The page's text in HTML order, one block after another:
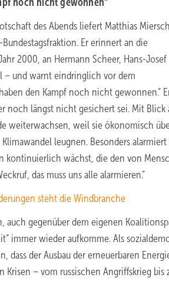
des Abends liefert Matthias Miersch,
Er erinnert an die
2000, an Hermann Scheer, Hans-Josef
– und warnt eindringlich vor dem
den Kampf noch nicht gewonnen.“
noch längst nicht gesichert sei. Mit Blick
weiterwachsen, weil sie ökonomisch
leugnen. Besonders
kontinuierlich wächst, die den von
das muss uns alle alarmieren.“
steht die Windbranche
auch gegenüber dem eigenen
immer wieder aufkomme. Als
dass der Ausbau der erneuerbaren
Krisen – vom russischen Angriffskrieg